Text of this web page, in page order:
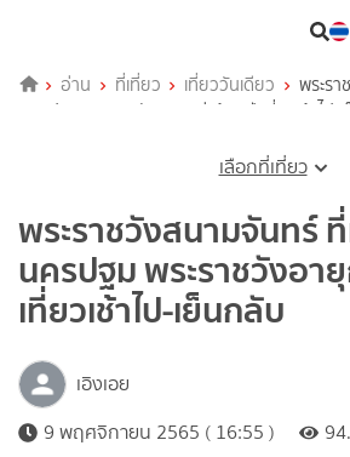
อ่าน ที่เที่ยว เที่ยววันเดียว
พระร
นครปฐม พระราชวังอายุกว่าร้อยปี เที่ยวเช้าไป-เ
เลือกที่เที่ยว
พระราชวังสนามจันทร์
นครปฐม พระราชวังอา
เที่ยวเช้าไป-เย็นกลับ
เอิงเอย
9 พฤศจิกายน 2565 ( 16:55 )